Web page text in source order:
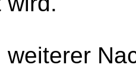
weiterer